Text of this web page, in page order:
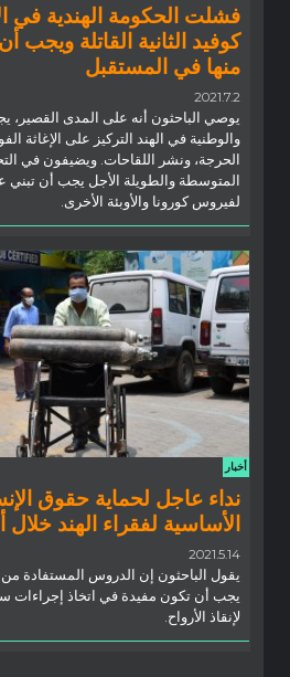
فشلت الحكومة الهندية في
كوفيد الثانية القاتلة ويجب
منها في المستقبل
2021.7.2
يوصي الباحثون أنه على المدى القصير،
والوطنية في الهند التركيز على الإغاثة
الحرجة، ونشر اللقاحات. ويضيفون في
المتوسطة والطويلة الأجل يجب أن تبني
لفيروس كورونا والأوبئة الأخرى.
أخبار
نداء عاجل لحماية حقوق
الأساسية لفقراء الهند خلال
2021.5.14
يقول الباحثون إن الدروس المستفادة من
يجب أن تكون مفيدة في اتخاذ إجراءات
لإنقاذ الأرواح.